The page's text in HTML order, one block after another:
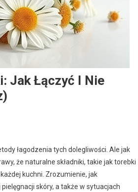
Jak Łączyć I Nie
łagodzenia tych dolegliwości. Ale jak
że naturalne składniki, takie jak torebki
kuchni. Zrozumienie, jak
skóry, a także w sytuacjach